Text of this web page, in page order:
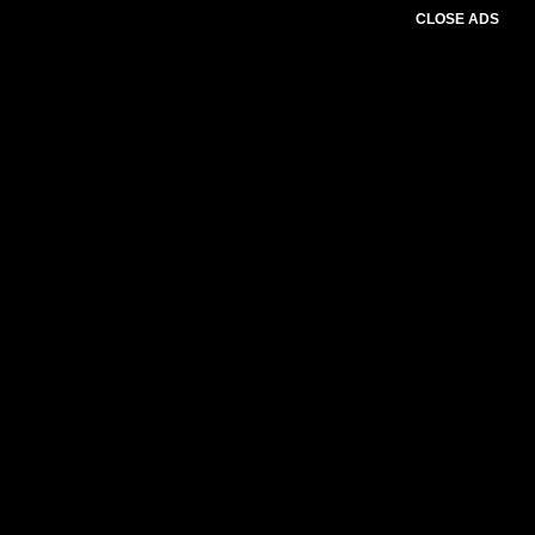
CLOSE ADS